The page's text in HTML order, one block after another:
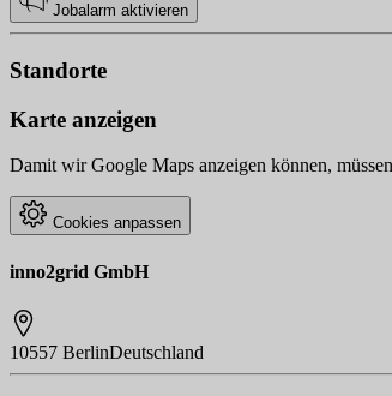
Jobalarm aktivieren
Standorte
Karte anzeigen
Damit wir Google Maps anzeigen können,
Cookies anpassen
inno2grid GmbH
10557 BerlinDeutschland